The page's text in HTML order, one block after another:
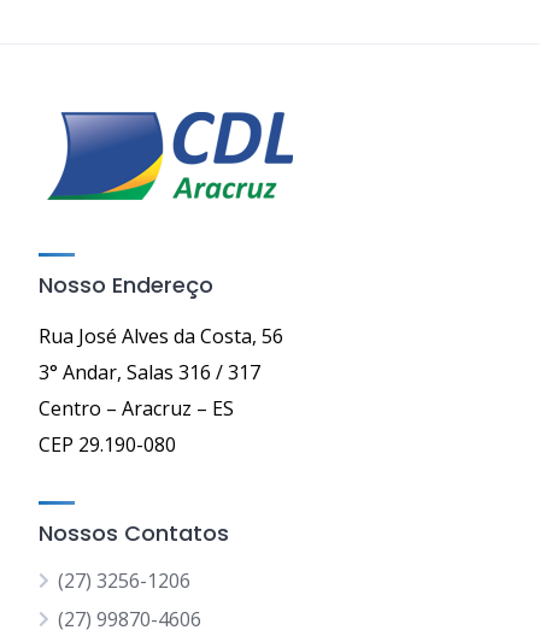
Nosso Endereço
Rua José Alves da Costa, 56
3° Andar, Salas 316 / 317
Centro – Aracruz – ES
CEP 29.190-080
Nossos Contatos
(27) 3256-1206
(27) 99870-4606